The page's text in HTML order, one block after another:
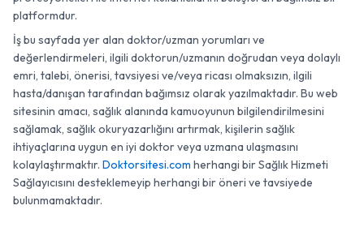
platformdur.
İş bu sayfada yer alan doktor/uzman yorumları ve
değerlendirmeleri, ilgili doktorun/uzmanın doğrudan veya dolaylı
emri, talebi, önerisi, tavsiyesi ve/veya ricası olmaksızın, ilgili
hasta/danışan tarafından bağımsız olarak yazılmaktadır. Bu web
sitesinin amacı, sağlık alanında kamuoyunun bilgilendirilmesini
sağlamak, sağlık okuryazarlığını artırmak, kişilerin sağlık
ihtiyaçlarına uygun en iyi doktor veya uzmana ulaşmasını
kolaylaştırmaktır. Doktorsitesi.com herhangi bir Sağlık Hizmeti
Sağlayıcısını desteklemeyip herhangi bir öneri ve tavsiyede
bulunmamaktadır.